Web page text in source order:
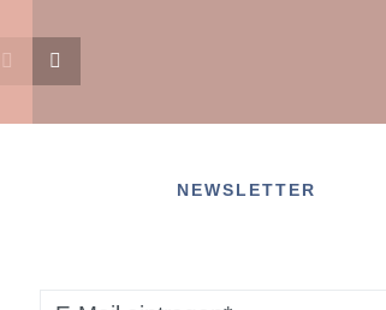
NEWSLETTER